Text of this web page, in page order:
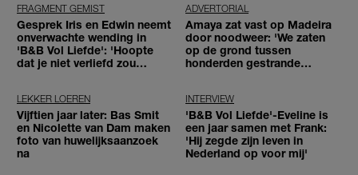
FRAGMENT GEMIST
Gesprek Iris en Edwin neemt
onverwachte wending in
'B&B Vol Liefde': 'Hoopte
dat je niet verliefd zou
ADVERTORIAL
Amaya zat vast op Madeira
door noodweer: 'We zaten
op de grond tussen
honderden gestrande
LEKKER LOEREN
Vijftien jaar later: Bas Smit
en Nicolette van Dam maken
foto van huwelijksaanzoek
na
INTERVIEW
'B&B Vol Liefde'-Eveline is
een jaar samen met Frank:
'Hij zegde zijn leven in
Nederland op voor mij'